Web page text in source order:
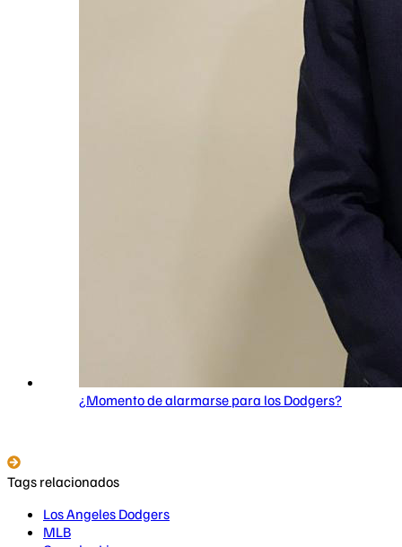
¿Momento de alarmarse para los Dodgers?
Tags relacionados
Los Angeles Dodgers
MLB